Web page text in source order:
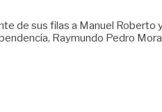
de sus filas a Manuel Roberto
Raymundo Pedro